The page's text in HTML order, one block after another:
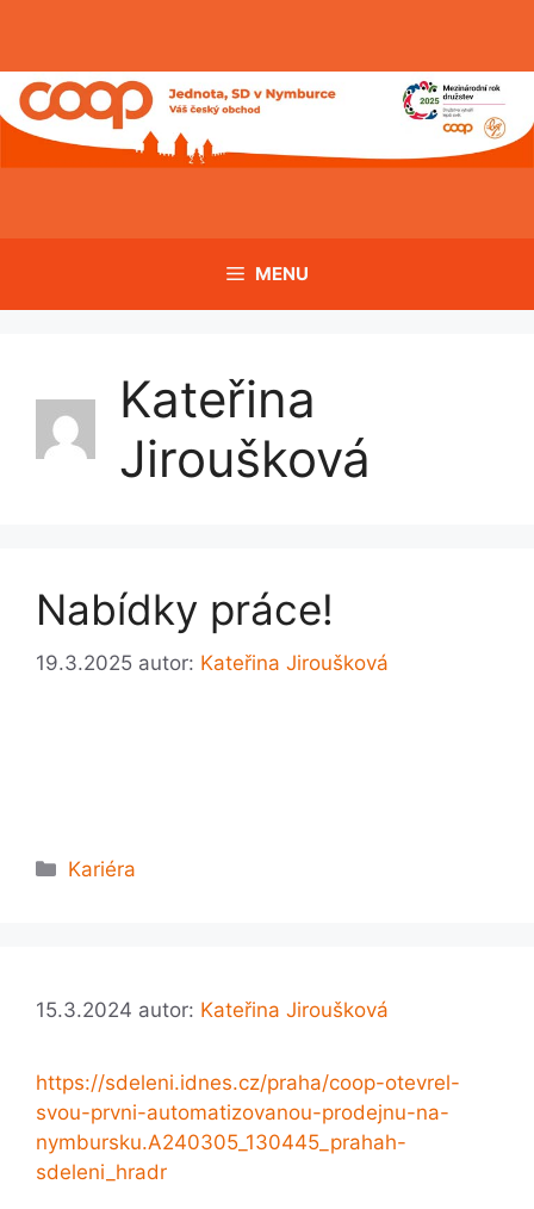
obsah
MENU
Kateřina
Jiroušková
Nabídky práce!
19.3.2025 autor: Kateřina Jiroušková
Rubriky
Kariéra
15.3.2024 autor: Kateřina Jiroušková
https://sdeleni.idnes.cz/praha/coop-otevrel-
svou-prvni-automatizovanou-prodejnu-na-
nymbursku.A240305_130445_prahah-
sdeleni_hradr